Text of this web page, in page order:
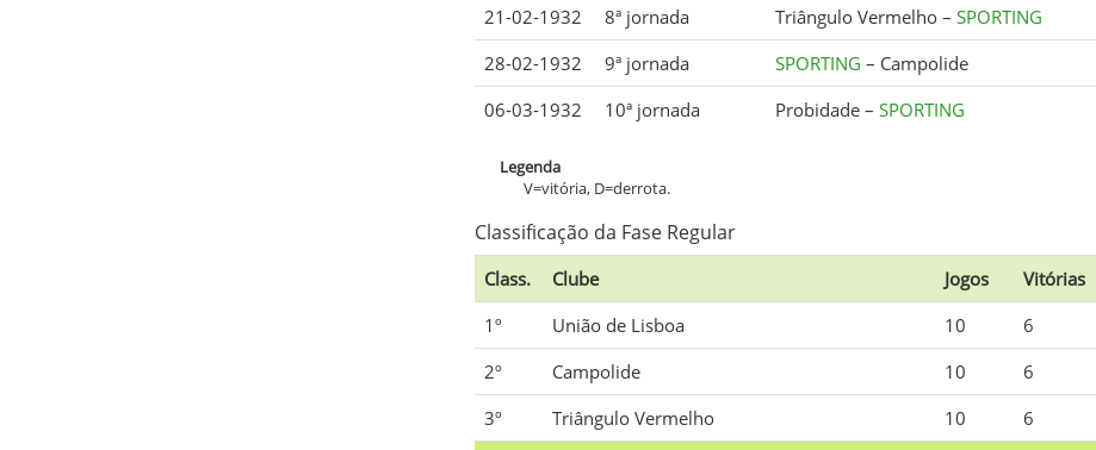
21-02-1932
8ª jornada Triângulo Vermelho –SPORTING
28-02-1932
9ª jornada SPORTING – Campolide
06-03-1932
10ª jornada Probidade –SPORTING
Legenda
V=vitória, D=derrota.
Classificação da Fase Regular
Class. Clube Jogos Vitórias
1º
União de Lisboa 10 6
2º
Campolide 10 6
3º
Triângulo Vermelho 10 6